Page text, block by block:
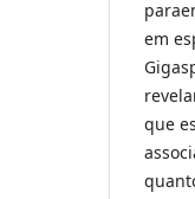
em
que